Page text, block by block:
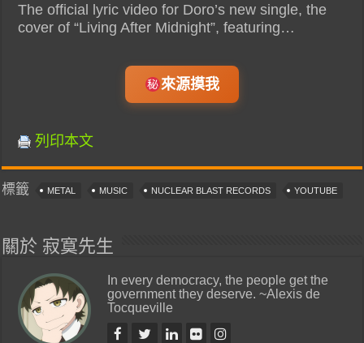
The official lyric video for Doro’s new single, the
cover of “Living After Midnight”, featuring…
來源摸我
列印本文
標籤 METAL MUSIC NUCLEAR BLAST RECORDS YOUTUBE
關於 寂寞先生
In every democracy, the people get the
government they deserve. ~Alexis de
Tocqueville